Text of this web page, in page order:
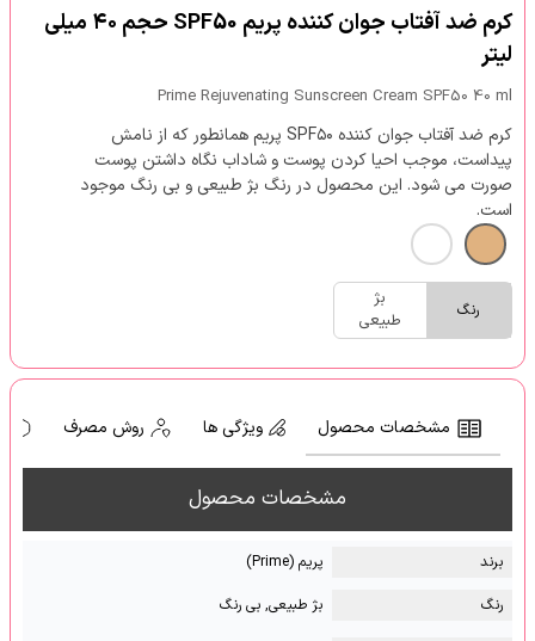
کرم ضد آفتاب جوان کننده پریم SPF50 حجم ۴۰ میلی
لیتر
Prime Rejuvenating Sunscreen Cream SPF50 40 ml
کرم ضد آفتاب جوان کننده SPF۵۰ پریم همانطور که از نامش
پیداست، موجب احیا کردن پوست و شاداب نگاه داشتن پوست
صورت می شود. این محصول در رنگ بژ طبیعی و بی رنگ موجود
است.
رنگ
بژ
طبیعی
مشخصات محصول ویژگی ها روش مصرف
مشخصات محصول
برند
پریم (Prime)
رنگ
بژ طبیعی, بی رنگ